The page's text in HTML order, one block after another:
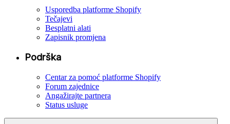
Usporedba platforme Shopify
Tečajevi
Besplatni alati
Zapisnik promjena
Podrška
Centar za pomoć platforme Shopify
Forum zajednice
Angažirajte partnera
Status usluge